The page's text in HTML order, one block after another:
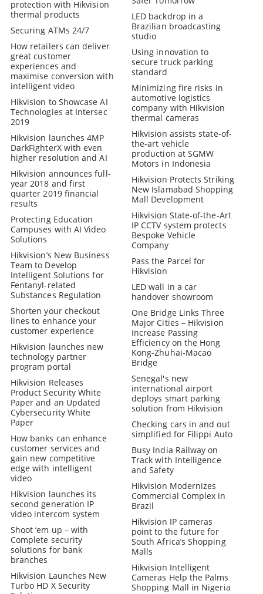
protection with Hikvision
thermal products
Securing ATMs 24/7
How retailers can deliver
great customer
experiences and
maximise conversion with
intelligent video
Hikvision to Showcase AI
Technologies at Intersec
2019
Hikvision launches 4MP
DarkFighterX with even
higher resolution and AI
Hikvision announces full-
year 2018 and first
quarter 2019 financial
results
Protecting Education
Campuses with AI Video
Solutions
Hikvision’s New Business
Team to Develop
Intelligent Solutions for
Fentanyl-related
Substances Regulation
Shorten your checkout
lines to enhance your
customer experience
Hikvision launches new
technology partner
program portal
Hikvision Releases
Product Security White
Paper and an Updated
Cybersecurity White
Paper
How banks can enhance
customer services and
gain new competitive
edge with intelligent
video
Hikvision launches its
second generation IP
video intercom system
Shoot ‘em up – with
Complete security
solutions for bank
branches
Hikvision Launches New
Turbo HD X Security
LED backdrop in a
Brazilian broadcasting
studio
Using innovation to
secure truck parking
standard
Minimizing fire risks in
automotive logistics
company with Hikvision
thermal cameras
Hikvision assists state-of-
the-art vehicle
production at SGMW
Motors in Indonesia
Hikvision Protects Striking
New Islamabad Shopping
Mall Development
Hikvision State-of-the-Art
IP CCTV system protects
Bespoke Vehicle
Company
Pass the Parcel for
Hikvision
LED wall in a car
handover showroom
One Bridge Links Three
Major Cities – Hikvision
Increase Passing
Efficiency on the Hong
Kong-Zhuhai-Macao
Bridge
Senegal's new
international airport
deploys smart parking
solution from Hikvision
Checking cars in and out
simplified for Filippi Auto
Busy India Railway on
Track with Intelligence
and Safety
Hikvision Modernizes
Commercial Complex in
Brazil
Hikvision IP cameras
point to the future for
South Africa’s Shopping
Malls
Hikvision Intelligent
Cameras Help the Palms
Shopping Mall in Nigeria